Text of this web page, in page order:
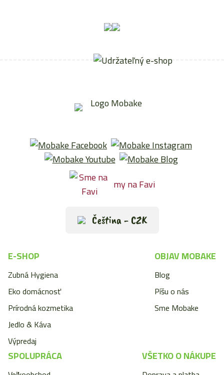
my na Favi
Čeština - CZK
E-SHOP
Zubná Hygiena
Eko domácnosť
Prírodná kozmetika
Jedlo & Káva
Výpredaj
OBJAV MOBAKE
Blog
Píšu o nás
Sme Mobake
SPOLUPRÁCA VŠETKO O NÁKUPE